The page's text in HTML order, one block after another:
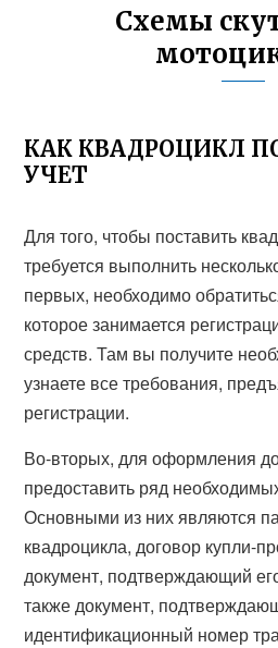
Схемы
КАК КВАДРОЦИКЛ
УЧЕТ
Для того, чтобы поставить
требуется выполнить
первых, необходимо
которое занимается
средств. Там вы получите
узнаете все требования,
регистрации.
Во-вторых, для оформления
предоставить ряд
Основными из них являются
квадроцикла, договор купли-
документ, подтверждающий
также документ,
идентификационный номер